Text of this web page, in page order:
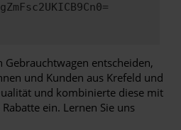
entscheiden,
und Kunden aus Krefeld und
und kombinierte diese mit
ein. Lernen Sie uns